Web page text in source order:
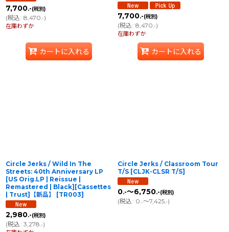
7,700.-(税別)
(税込: 8,470.-)
在庫わずか
カートに入れる
7,700.-(税別)
(税込: 8,470.-)
在庫わずか
カートに入れる
Circle Jerks / Wild In The
Streets: 40th Anniversary LP
[US Orig.LP | Reissue |
Remastered | Black][Cassettes
| Trust]【新品】
[TR003]
2,980.-(税別)
(税込: 3,278.-)
Circle Jerks / Classroom Tour
T/S [CLJK-CLSR T/S]
0.-～6,750.-(税別)
(税込: 0.-～7,425.-)